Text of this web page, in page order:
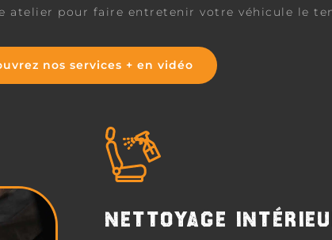
atelier pour faire entretenir votre véhicule le
nos services + en vidéo
NETTOYAGE